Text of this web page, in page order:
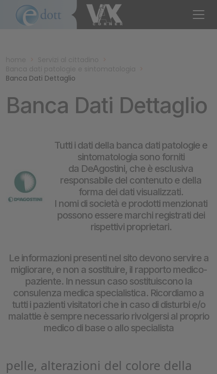
>
>
>
Banca Dati Dettaglio
Banca Dati Dettaglio
Tutti i dati della banca dati patologie e
sintomatologia sono forniti
da DeAgostini, che è esclusiva
responsabile del contenuto e della
forma dei dati visualizzati.
I nomi di società e prodotti menzionati
possono essere marchi registrati dei
rispettivi proprietari.
Le informazioni presenti nel sito devono servire a
migliorare, e non a sostituire, il rapporto medico-
paziente. In nessun caso sostituiscono la
consulenza medica specialistica. Ricordiamo a
tutti i pazienti visitatori che in caso di disturbi e/o
malattie è sempre necessario rivolgersi al proprio
medico di base o allo specialista
pelle, alterazioni del colore della